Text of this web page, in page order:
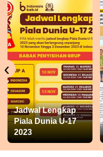
Jadwal Lengkap
Piala Dunia U-17
2023
‹